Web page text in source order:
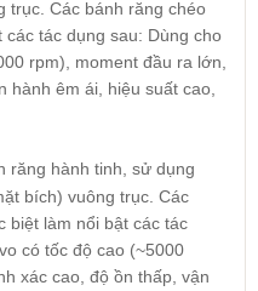
trục. Các bánh răng chéo
tác dụng sau: Dùng cho
rpm), moment đầu ra lớn,
hành êm ái, hiệu suất cao,
răng hành tinh, sử dụng
bích) vuông trục. Các
biệt làm nổi bật các tác
có tốc độ cao (~5000
xác cao, độ ồn thấp, vận